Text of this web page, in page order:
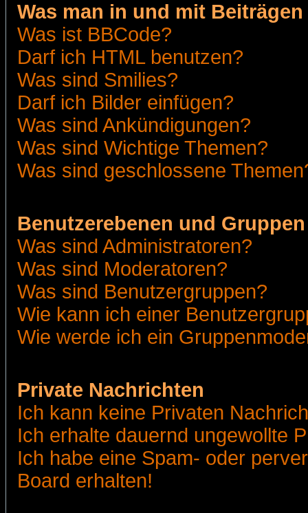
Was man in und mit
Was ist BBCode?
Darf ich HTML benutzen?
Was sind Smilies?
Darf ich Bilder einfügen?
Was sind Ankündigungen?
Was sind Wichtige Themen?
Was sind geschlossene
Benutzerebenen und Gruppen
Was sind Administratoren?
Was sind Moderatoren?
Was sind Benutzergruppen?
Wie kann ich einer
Wie werde ich ein
Private Nachrichten
Ich kann keine Privaten
Ich erhalte dauernd ungewollte
Ich habe eine Spam- oder
Board erhalten!